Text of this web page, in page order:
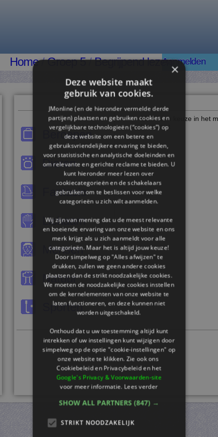
Home/Groep 5/Begrijpend lezenAanmelden
Beroepen
Dieren
Fantasie
Lichaam
Mensen
Natuur
Sporten
Maak een keuze in het
linkerkant
×
Deze website maakt
gebruik van cookies.
JMonline (en de hieronder vermelde derde
partijen) plaatsen en gebruiken cookies en
vergelijkbare technologieën (“cookies”) op
deze website om een ​​betere en
gebruiksvriendelijkere ervaring te bieden,
voor statistische en analytische doeleinden en
om relevante en gerichte reclame te bieden. U
kunt hieronder meer lezen over
cookiecategorieën en de schakelaars
gebruiken om te beslissen voor welke
categorieën u zich wilt aanmelden.
Wij zijn van mening dat u de meest relevante
en boeiende ervaring van onze website en ons
merk krijgt als u zich aanmeldt voor alle
categorieën. Maar het is altijd jouw keuze!
Door simpelweg op "Alles afwijzen" te
drukken, zullen we geen andere cookies
plaatsen dan de strikt noodzakelijke cookies.
We moeten de noodzakelijke cookies instellen
om de kernelementen van onze website te
laten functioneren, en deze kunnen niet
worden uitgeschakeld.
Onthoud dat u uw toestemming altijd kunt
intrekken of uw instellingen kunt wijzigen door
simpelweg op de optie "cookie-instellingen" op
onze website te klikken. Zie ook ons ​​
Cookiebeleid en Privacybeleid en het
Google's Privacy & Voorwaarden-site
voor meer informatie.Lees verder
SHOW ALL PARTNERS (847) →
STRIKT NOODZAKELIJK